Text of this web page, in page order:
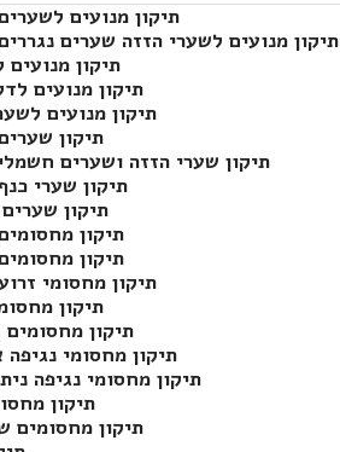
תיקון מנועים
תיקון מנועים לשערי הזזה שערים
תיקון
תיקון מנועים
תיקון מנועים
תיקון
תיקון שערי הזזה ושערים
תיקון שערי
תיקון
תיקון
תיקון
תיקון מחסומי
תיקון
תיקון מחסומים
תיקון מחסומי נגיפה
תיקון מחסומי נגיפה
תיקון
תיקון מחסומים